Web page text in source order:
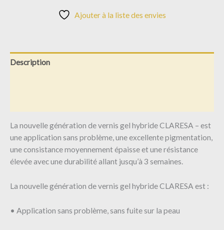
Ajouter à la liste des envies
Description
La nouvelle génération de vernis gel hybride CLARESA – est
une application sans problème, une excellente pigmentation,
une consistance moyennement épaisse et une résistance
élevée avec une durabilité allant jusqu’à 3 semaines.
La nouvelle génération de vernis gel hybride CLARESA est :
• Application sans problème, sans fuite sur la peau